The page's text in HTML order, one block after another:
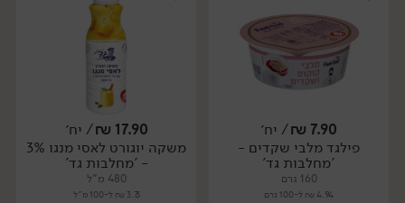
7.90
₪/ יח׳
פילגד מלבי שקדים -
'מחלבות גד'
160 גרם
4.94 ₪ ל-100 גרם
17.90
₪/ יח׳
משקה יוגורט לאסי מנגו 3%
- 'מחלבות גד'
480 מ"ל
3.73 ₪ ל-100 מ"ל